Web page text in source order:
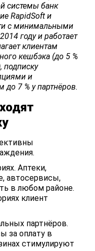
системы банк
RapidSoft и
с минимальными
году и работает
клиентам
кешбэка (до 5 %
подписку
и
7 % у партнёров.
Аптеки,
автосервисы,
в любом районе.
клиент
партнёров.
за оплату в
стимулируют